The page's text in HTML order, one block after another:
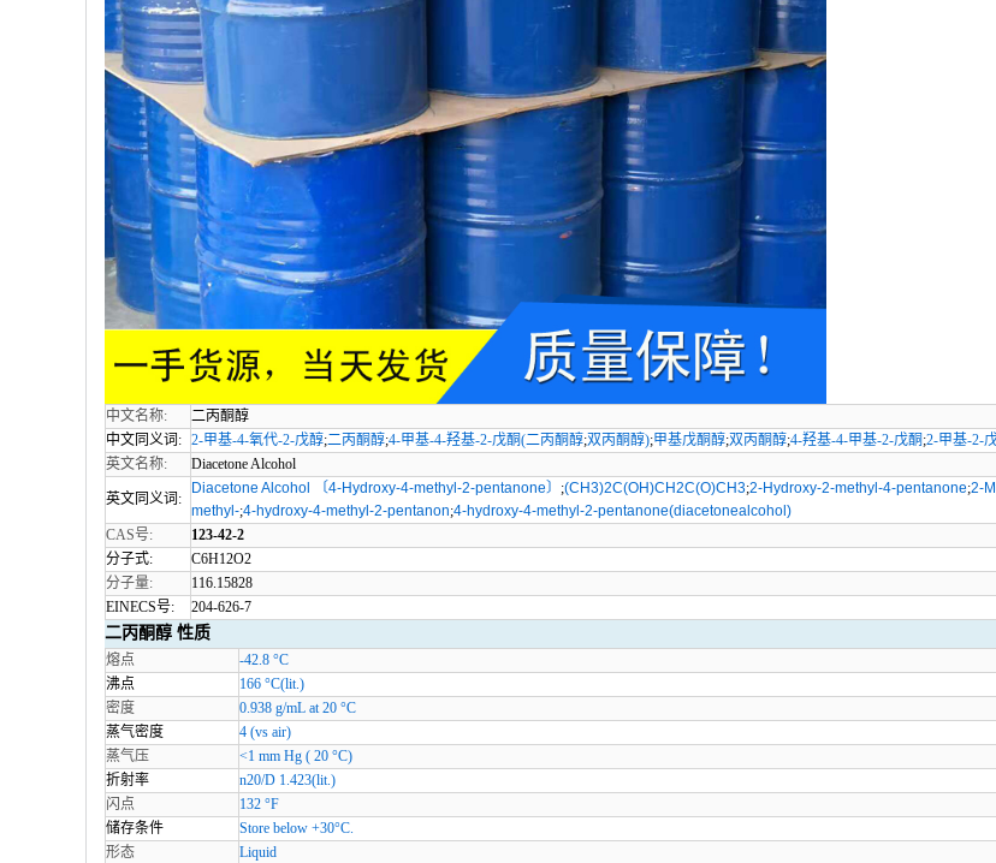
中文名称:
二丙酮醇
中文同义词: 2-甲基-4-氧代-2-戊醇;二丙酮醇;4-甲基-4-羟基-2-戊酮(二丙酮醇;双丙酮醇);甲基戊酮醇;双丙酮醇;4-羟基-4-甲基-2-戊酮;2-甲基-2-
英文名称:
Diacetone Alcohol
英文同义词:
Diacetone Alcohol 〔4-Hydroxy-4-methyl-2-pentanone〕 ;(CH3)2C(OH)CH2C(O)CH3;2-Hydroxy-2-methyl-4-pentanone;2-
methyl-;4-hydroxy-4-methyl-2-pentanon;4-hydroxy-4-methyl-2-pentanone(diacetonealcohol)
CAS号:
123-42-2
分子式:
C6H12O2
分子量:
116.15828
EINECS号:
204-626-7
二丙酮醇 性质
熔点
-42.8 °C
沸点
166 °C(lit.)
密度
0.938 g/mL at 20 °C
蒸气密度
4 (vs air)
蒸气压
<1 mm Hg ( 20 °C)
折射率
n20/D 1.423(lit.)
闪点
132 °F
储存条件
Store below +30°C.
形态
Liquid